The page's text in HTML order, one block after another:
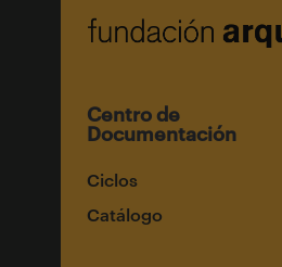
Centro de
Documentación
Ciclos
Catálogo